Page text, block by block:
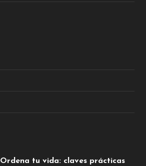
Ordena tu vida: claves prácticas